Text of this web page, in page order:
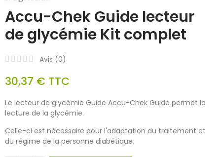
Accu-Chek Guide lecteur
de glycémie Kit complet
Avis (0)
30,37 € TTC
Le lecteur de glycémie Guide Accu-Chek Guide permet la
lecture de la glycémie.
Celle-ci est nécessaire pour l'adaptation du traitement et
du régime de la personne diabétique.